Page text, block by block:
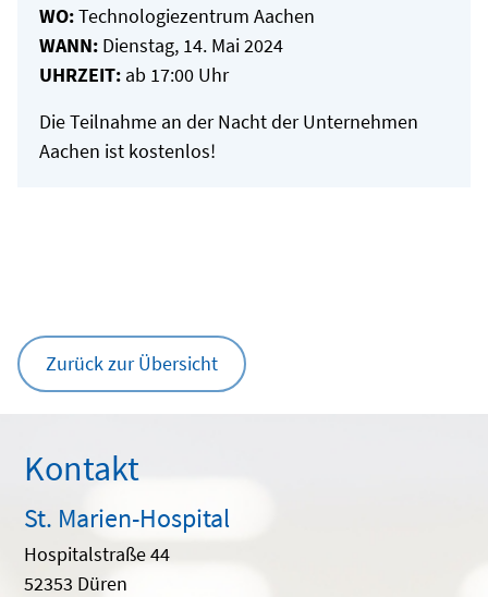
WO:Technologiezentrum Aachen
WANN: Dienstag, 14. Mai 2024
UHRZEIT: ab 17:00 Uhr
Die Teilnahme an der Nacht der Unternehmen
Aachen ist kostenlos!
Zurück zur Übersicht
Kontakt
St. Marien-Hospital
Hospitalstraße 44
52353 Düren